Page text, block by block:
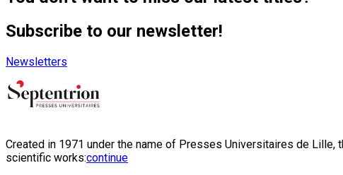
Subscribe to our newsletter!
Newsletters
Created in 1971 under the name of Presses Universitaires de
scientific works:continue